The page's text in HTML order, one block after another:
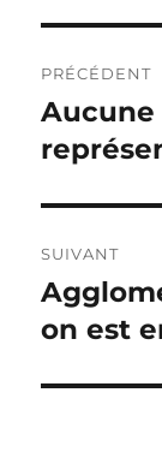
de
l'article
PRÉCÉDENT
Article
précédent :
Aucune
SUIVANT
Article
Suivant :
on est